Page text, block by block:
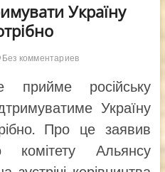
Україну
Без комментариев
прийме російську
Україну
Про це заявив
комітету Альянсу